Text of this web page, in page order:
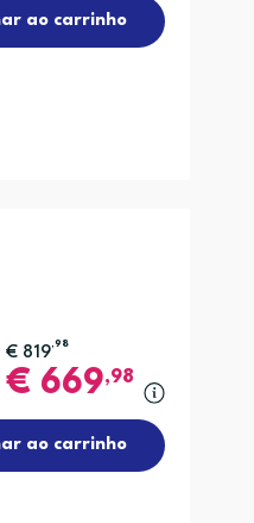
ao carrinho
€ 819 ,98
€ 669,98
ao carrinho